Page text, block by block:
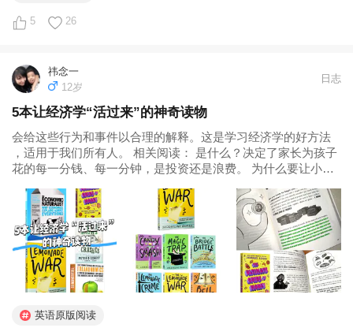
5 26
祎念一
12岁
日志
5本让经济学“活过来”的神奇读物
会给这些行为和事件以合理的解释。这是学习经济学的好方法
，适用于我们所有人。 相关阅读： 是什么？决定了家长为孩子
花的每一分钱、每一分钟，是投资还是浪费。 为什么要让小学
10岁男生心中英文书TOP10...
英语原版阅读